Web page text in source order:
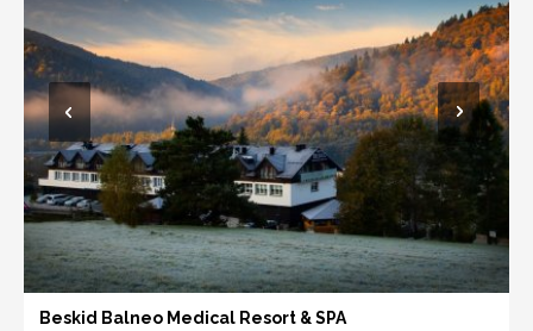
Beskid Balneo Medical Resort & SPA